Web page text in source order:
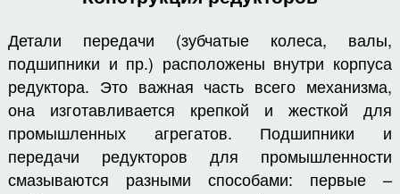
Детали передачи (зубчатые колеса, валы,
подшипники и пр.) расположены внутри корпуса
редуктора. Это важная часть всего механизма,
она изготавливается крепкой и жесткой для
промышленных агрегатов. Подшипники и
передачи редукторов для промышленности
смазываются разными способами: первые –